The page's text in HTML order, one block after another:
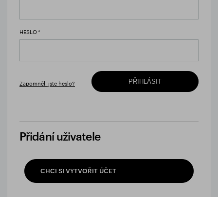
HESLO
Zapomněli jste heslo? PŘIHLÁSIT
Přidání uživatele
CHCI SI VYTVOŘIT ÚČET